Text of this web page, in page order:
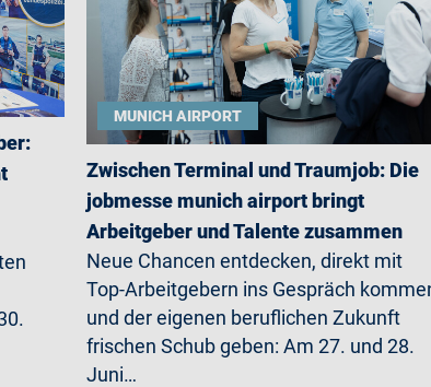
MUNICH AIRPORT
Zwischen Terminal und Traumjob: Die
jobmesse munich airport bringt
Arbeitgeber und Talente zusammen
Neue Chancen entdecken, direkt mit
Top-Arbeitgebern ins Gespräch
und der eigenen beruflichen Zukunft
frischen Schub geben: Am 27. und 28.
Juni…